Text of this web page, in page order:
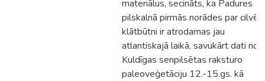
materiālus, secināts, ka Padures
pilskalnā pirmās norādes par
klātbūtni ir atrodamas jau
atlantiskajā laikā, savukārt dati no
Kuldīgas senpilsētas raksturo
paleoveģetāciju 12.-15.gs. kā